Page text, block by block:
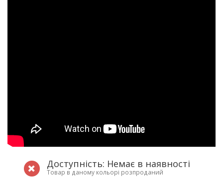
Доступність: Немає в наявності
Товар в даному кольорі розпроданий